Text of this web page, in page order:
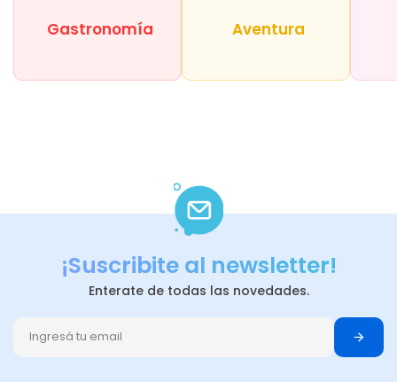
Gastronomía Aventura
¡Suscribite al newsletter!
Enterate de todas las novedades.